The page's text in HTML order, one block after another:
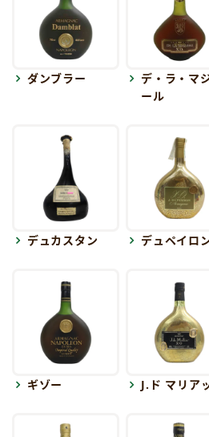
ダンブラー
デ・ラ・マ
ール
デュカスタン デュペイロ
ギゾー J.ド マリア